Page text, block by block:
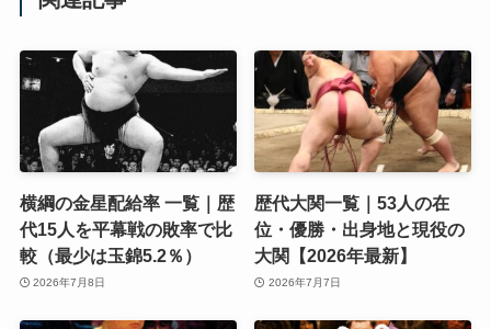
横綱の金星配給率 一覧｜歴
代15人を平幕戦の敗率で比
較（最少は玉錦5.2％）
2026年7月8日
歴代大関一覧｜53人の在
位・優勝・出身地と現役の
大関【2026年最新】
2026年7月7日